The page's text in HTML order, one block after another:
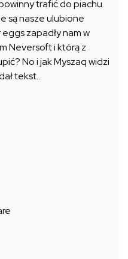
trafić do piachu.
są nasze ulubione
zapadły nam w
Neversoft i którą z
No i jak Myszaq widzi
tekst…